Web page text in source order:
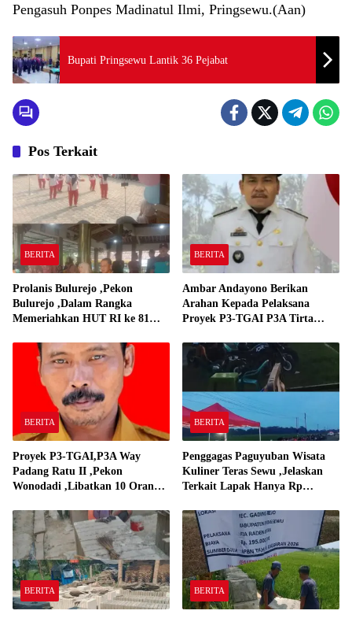
Pengasuh Ponpes Madinatul Ilmi, Pringsewu.(Aan)
Bupati Pringsewu Lantik 36 Pejabat
Pos Terkait
BERITA
Prolanis Bulurejo ,Pekon
Bulurejo ,Dalam Rangka
Memeriahkan HUT RI ke 81
BERITA
Ambar Andayono Berikan
Arahan Kepada Pelaksana
Proyek P3-TGAI P3A Tirta
BERITA
Proyek P3-TGAI,P3A Way
Padang Ratu II ,Pekon
Wonodadi ,Libatkan 10 Orang
Padang Ratu
BERITA
Penggagas Paguyuban Wisata
Kuliner Teras Sewu ,Jelaskan
Terkait Lapak Hanya Rp
BERITA BERITA